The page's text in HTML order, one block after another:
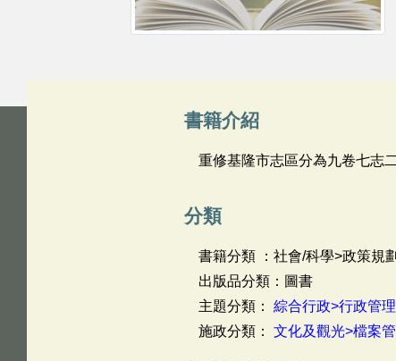
書籍介紹
重修基隆市志區分為九卷七志
分類
書籍分類 ：社會/科學>政策規劃
出版品分類：圖書
主題分類： 綜合行政>行政管理
施政分類： 文化及觀光>檔案